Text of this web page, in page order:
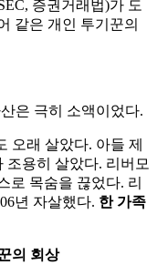
증권거래법)가 도
같은 개인 투기꾼의
은 극히 소액이었다.
오래 살았다. 아들 제
용히 살았다. 리버모
로 목숨을 끊었다. 리
년 자살했다. 한 가족
의 회상